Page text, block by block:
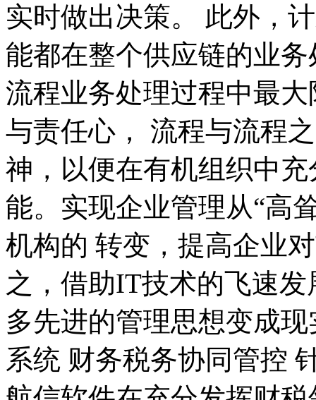
实时做出决策。 此外，
能都在整个供应链的业
流程业务处理过程中最
与责任心， 流程与流程
神，以便在有机组织中
能。实现企业管理从“高
机构的 转变，提高企业
之，借助IT技术的飞速
多先进的管理思想变成
系统 财务税务协同管控